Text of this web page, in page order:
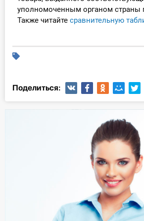
уполномоченным органом страны
Также читайте сравнительную
Поделиться: